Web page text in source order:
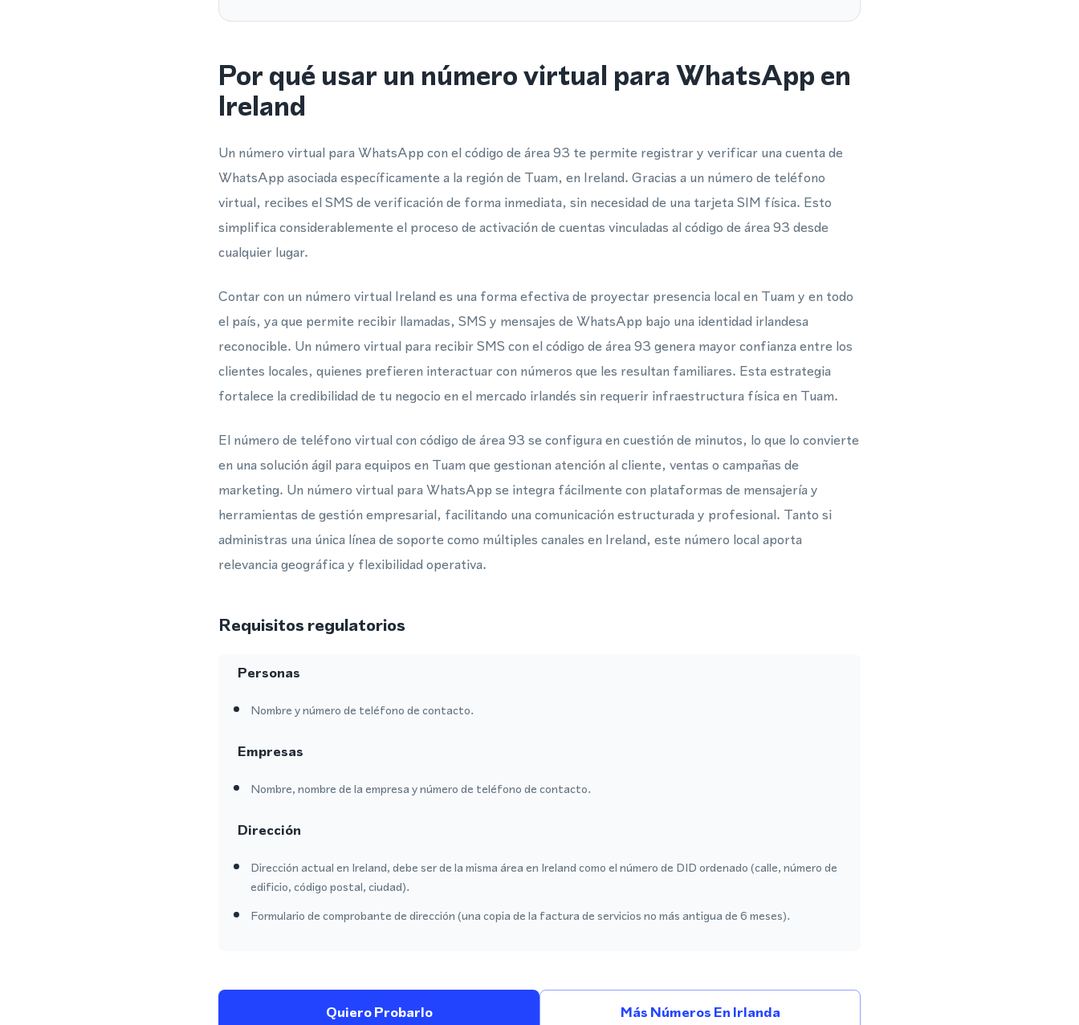
Por qué usar un número virtual para WhatsApp en
Ireland
Un número virtual para WhatsApp con el código de área 93 te permite registrar y verificar una cuenta de
WhatsApp asociada específicamente a la región de Tuam, en Ireland. Gracias a un número de teléfono
virtual, recibes el SMS de verificación de forma inmediata, sin necesidad de una tarjeta SIM física. Esto
simplifica considerablemente el proceso de activación de cuentas vinculadas al código de área 93 desde
cualquier lugar.
Contar con un número virtual Ireland es una forma efectiva de proyectar presencia local en Tuam y en todo
el país, ya que permite recibir llamadas, SMS y mensajes de WhatsApp bajo una identidad irlandesa
reconocible. Un número virtual para recibir SMS con el código de área 93 genera mayor confianza entre los
clientes locales, quienes prefieren interactuar con números que les resultan familiares. Esta estrategia
fortalece la credibilidad de tu negocio en el mercado irlandés sin requerir infraestructura física en Tuam.
El número de teléfono virtual con código de área 93 se configura en cuestión de minutos, lo que lo convierte
en una solución ágil para equipos en Tuam que gestionan atención al cliente, ventas o campañas de
marketing. Un número virtual para WhatsApp se integra fácilmente con plataformas de mensajería y
herramientas de gestión empresarial, facilitando una comunicación estructurada y profesional. Tanto si
administras una única línea de soporte como múltiples canales en Ireland, este número local aporta
relevancia geográfica y flexibilidad operativa.
Requisitos regulatorios
Personas
Nombre y número de teléfono de contacto.
Empresas
Nombre, nombre de la empresa y número de teléfono de contacto.
Dirección
Dirección actual en Ireland, debe ser de la misma área en Ireland como el número de DID ordenado (calle, número de
edificio, código postal, ciudad).
Formulario de comprobante de dirección (una copia de la factura de servicios no más antigua de 6 meses).
Quiero Probarlo Más Números En Irlanda